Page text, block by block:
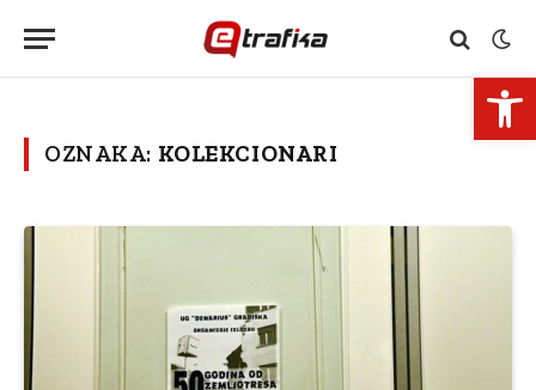
OZNAKA: KOLEKCIONARI